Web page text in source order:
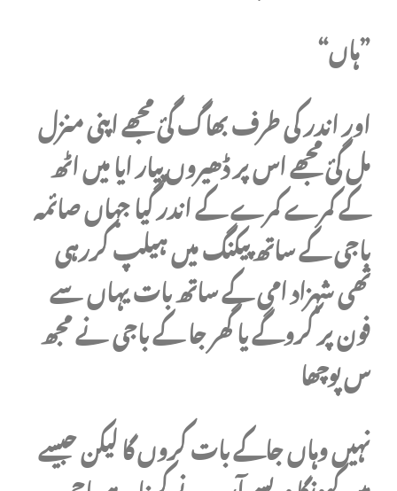
“ہاں”
اور اندر کی طرف بھاگ گئ مجھے اپنی منزل
مل گئ مجھے اس پر ڈھیروں پیار ایا میں اٹھ
کے کمرے کمرے کے اندر گیا جہاں صائمہ
باجی کے ساتھ پیکنگ میں ہیلپ کررہی
تھی شہزاد امی کے ساتھ بات یہاں سے
فون پر کروگے یا گھر جا کے باجی نے مجھ
س پوچھا
نہیں وہاں جاکے بات کروں گا لیکن جیسے